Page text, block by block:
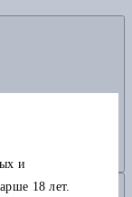
и
18 лет.